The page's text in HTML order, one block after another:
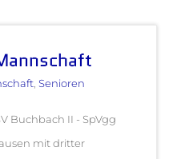
, Senioren
Buchbach II - SpVgg
mit dritter